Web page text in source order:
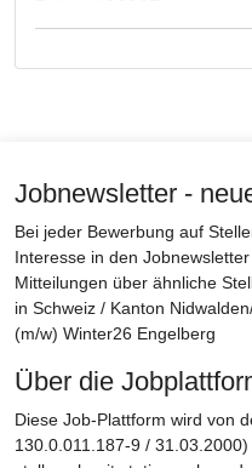
Jobnewsletter -
Bei jeder Bewerbung auf
Interesse in den
Mitteilungen über ähnliche
in Schweiz / Kanton
(m/w) Winter26 Engelberg
Über die
Diese Job-Plattform wird von
130.0.011.187-9 /